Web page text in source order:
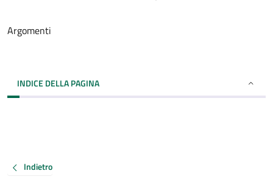
Argomenti
INDICE DELLA PAGINA
Indietro